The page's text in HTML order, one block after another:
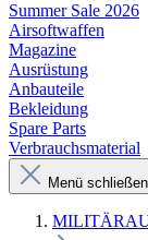
Summer Sale 2026
Airsoftwaffen
Magazine
Ausrüstung
Anbauteile
Bekleidung
Spare Parts
Verbrauchsmaterial
Menü schließen